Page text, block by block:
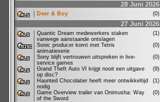
28 Juni 2026
Deer & Boy (0)
27 Juni 2026
Quantic Dream medewerkers staken
vanwege aanstaande ontslagen
(1)
Sonic producer komt met Tetris
animatieserie
(0)
Sony blijft vertrouwen uitspreken in live-
service games
(0)
Grand Theft Auto VI krijgt nooit een uitgave
op disc?
(9)
Haunted Chocolatier heeft meer ontwikkeltijd
nodig
(1)
Game Overview trailer van Onimusha: Way
of the Sword
(0)